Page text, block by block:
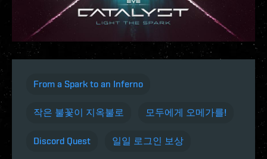
From a Spark to an Inferno
작은 불꽃이 지옥불로 모두에게 오메가를!
Discord Quest 일일 로그인 보상